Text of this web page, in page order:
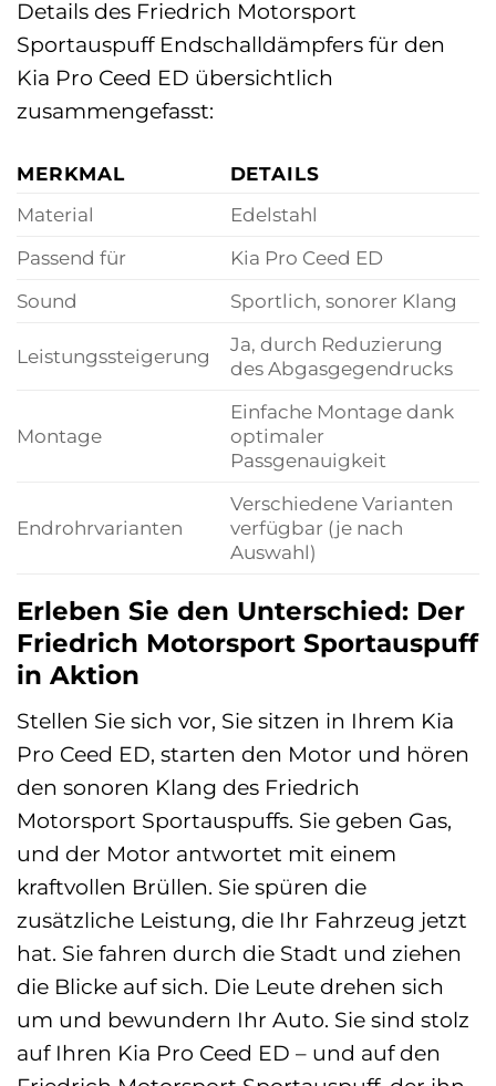
Details des Friedrich Motorsport
Sportauspuff Endschalldämpfers für den
Kia Pro Ceed ED übersichtlich
zusammengefasst:
MERKMAL
DETAILS
Material
Edelstahl
Passend für
Kia Pro Ceed ED
Sound
Sportlich, sonorer Klang
Leistungssteigerung
Ja, durch Reduzierung
des Abgasgegendrucks
Montage
Einfache Montage dank
optimaler
Passgenauigkeit
Endrohrvarianten
Verschiedene Varianten
verfügbar (je nach
Auswahl)
Erleben Sie den Unterschied: Der
Friedrich Motorsport Sportauspuff
in Aktion
Stellen Sie sich vor, Sie sitzen in Ihrem Kia
Pro Ceed ED, starten den Motor und hören
den sonoren Klang des Friedrich
Motorsport Sportauspuffs. Sie geben Gas,
und der Motor antwortet mit einem
kraftvollen Brüllen. Sie spüren die
zusätzliche Leistung, die Ihr Fahrzeug jetzt
hat. Sie fahren durch die Stadt und ziehen
die Blicke auf sich. Die Leute drehen sich
um und bewundern Ihr Auto. Sie sind stolz
auf Ihren Kia Pro Ceed ED – und auf den